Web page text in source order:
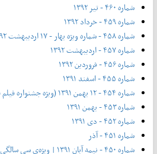
شماره ۴۶۰ - تیر ۱۳۹۲
شماره ۴۵۹ - خرداد ۱۳۹۲
شماره ۴۵۸ - شماره ویژه بهار - ۱۷ اردیبهشت ۱۳۹۲
شماره ۴۵۷ - اردیبهشت ۱۳۹۲
شماره ۴۵۶ - فروردین ۱۳۹۲
شماره ۴۵۵ - اسفند ۱۳۹۱
شماره ۴۵۴ - ۱۲ بهمن ۱۳۹۱ (ویژه جشنواره فیلم فجر)
شماره ۴۵۳ - بهمن ۱۳۹۱
شماره ۴۵۲ - دی ۱۳۹۱
شماره ۴۵۱ - آذر
شماره ۴۵۰ - نیمه آبان ۱۳۹۱ | ویژه‌ی سی سالگی